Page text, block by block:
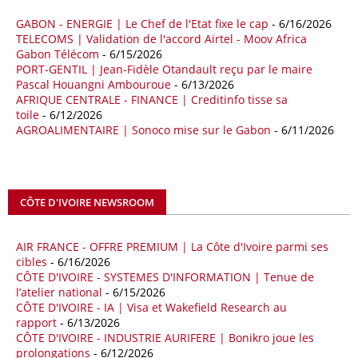
quatre premiers mois de 2025.
09/05/26 ITALIE - LIBYE
Les deux pays veulent accélérer leurs projets gaziers communs, afin
de sécuriser davantage les approvisionnements énergétiques en
Méditerranée, dans un contexte marqué par des tensions
géopolitiques internationales et des perturbations sur le marché
mondial du gaz. Réunis à Rome le jeudi 7 mai, la Première ministre
coopération et les investissements dans le secteur énergétique. Cette
séquence survient alors que Rome cherche à réduire son exposition
18/04/26 ALGERIE - BP
La multinationale BP signe son retour en Algérie où un permis de
prospection d’hydrocarbures dans le bassin oriental lui a été attribué
par l’Agence nationale pour la valorisation des ressources en
hydrocarbures (ALNAFT). L’information rendue publique mercredi 15
avril par l’institution, intervient dans le cadre de sa politique de relance
GABON - ENERGIE | Le Chef de l'Etat fixe le cap - 6/16/2026
TELECOMS | Validation de l'accord Airtel - Moov Africa
Gabon Télécom - 6/15/2026
PORT-GENTIL | Jean-Fidèle Otandault reçu par le maire
Pascal Houangni Ambouroue - 6/13/2026
AFRIQUE CENTRALE - FINANCE | Creditinfo tisse sa
toile - 6/12/2026
AGROALIMENTAIRE | Sonoco mise sur le Gabon - 6/11/2026
CÔTE D'IVOIRE NEWSROOM
AIR FRANCE - OFFRE PREMIUM | La Côte d'Ivoire parmi ses
cibles - 6/16/2026
CÔTE D'IVOIRE - SYSTEMES D'INFORMATION | Tenue de
l’atelier national - 6/15/2026
CÔTE D'IVOIRE - IA | Visa et Wakefield Research au
rapport - 6/13/2026
CÔTE D'IVOIRE - INDUSTRIE AURIFERE | Bonikro joue les
prolongations - 6/12/2026